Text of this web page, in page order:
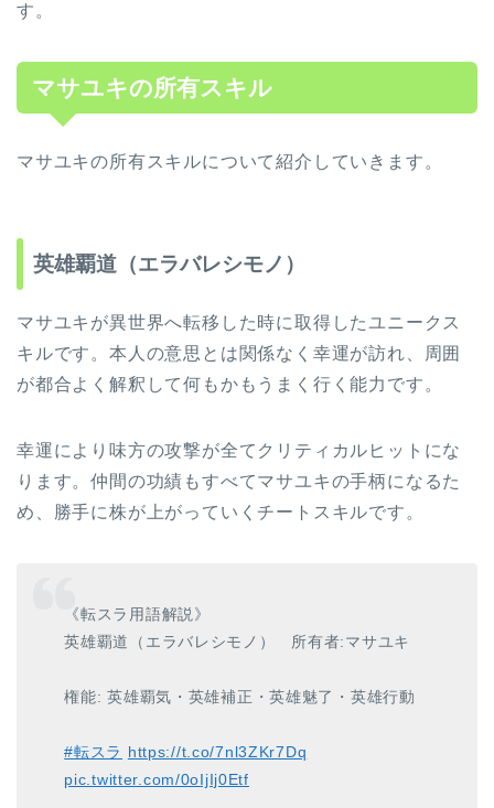
す。
マサユキの所有スキル
マサユキの所有スキルについて紹介していきます。
英雄覇道（エラバレシモノ）
マサユキが異世界へ転移した時に取得したユニークス
キルです。本人の意思とは関係なく幸運が訪れ、周囲
が都合よく解釈して何もかもうまく行く能力です。
幸運により味方の攻撃が全てクリティカルヒットにな
ります。仲間の功績もすべてマサユキの手柄になるた
め、勝手に株が上がっていくチートスキルです。
《転スラ用語解説》
英雄覇道（エラバレシモノ） 所有者:マサユキ
権能: 英雄覇気・英雄補正・英雄魅了・英雄行動
#転スラ https://t.co/7nl3ZKr7Dq
pic.twitter.com/0oIjIj0Etf